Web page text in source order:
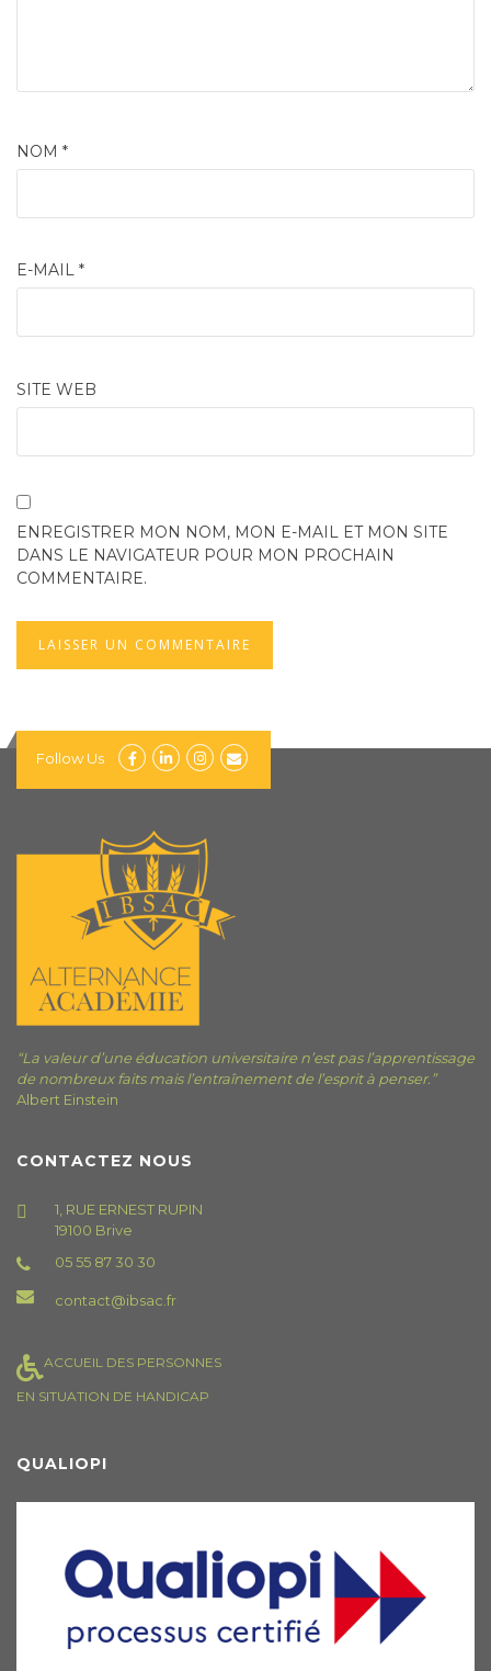
NOM *
E-MAIL *
SITE WEB
ENREGISTRER MON NOM, MON E-MAIL ET MON SITE
DANS LE NAVIGATEUR POUR MON PROCHAIN
COMMENTAIRE.
Follow Us
“La valeur d’une éducation universitaire n’est pas l’apprentissage
de nombreux faits mais l’entraînement de l’esprit à penser.”
Albert Einstein
CONTACTEZ NOUS
1, RUE ERNEST RUPIN
19100 Brive
05 55 87 30 30
contact@ibsac.fr
ACCUEIL DES PERSONNES
EN SITUATION DE HANDICAP
QUALIOPI